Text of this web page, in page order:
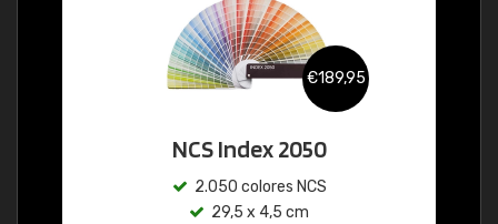
€189,95
NCS Index 2050
2.050 colores NCS
29,5 x 4,5 cm